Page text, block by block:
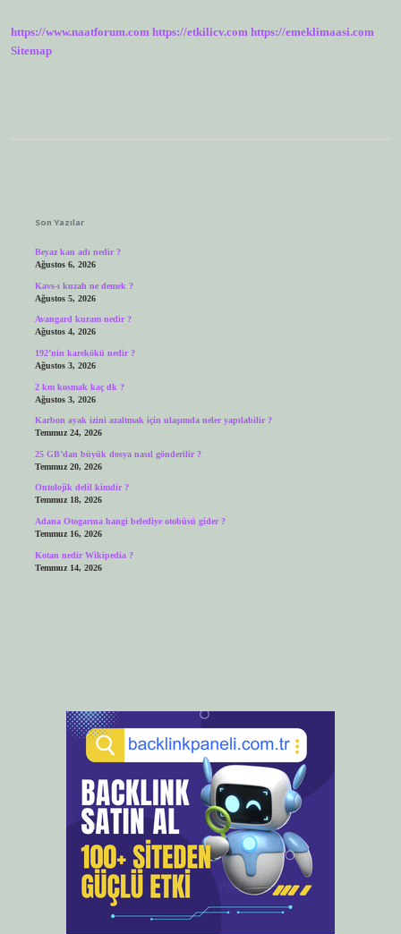
https://www.naatforum.com https://etkilicv.com https://emeklimaasi.com
Sitemap
Son Yazılar
Beyaz kan adı nedir ?
Ağustos 6, 2026
Kavs-ı kuzah ne demek ?
Ağustos 5, 2026
Avangard kuram nedir ?
Ağustos 4, 2026
192’nin karekökü nedir ?
Ağustos 3, 2026
2 km kosmak kaç dk ?
Ağustos 3, 2026
Karbon ayak izini azaltmak için ulaşımda neler yapılabilir ?
Temmuz 24, 2026
25 GB’dan büyük dosya nasıl gönderilir ?
Temmuz 20, 2026
Ontolojik delil kimdir ?
Temmuz 18, 2026
Adana Otogarına hangi belediye otobüsü gider ?
Temmuz 16, 2026
Kotan nedir Wikipedia ?
Temmuz 14, 2026